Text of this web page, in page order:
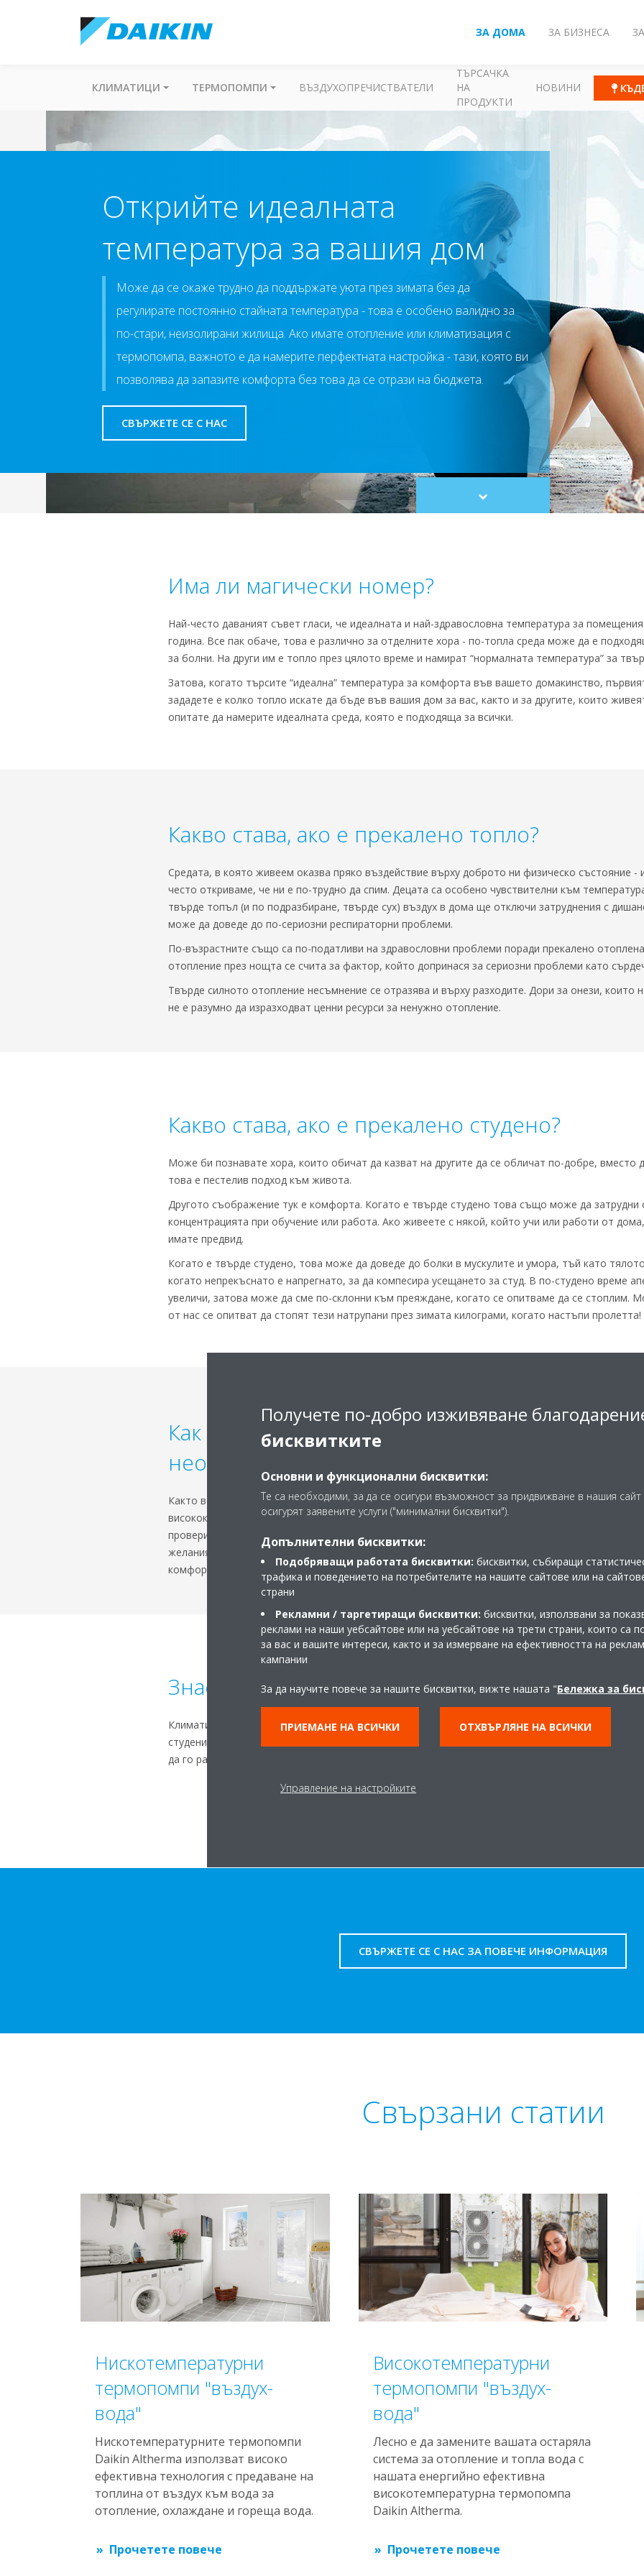
ЗА ДОМА ЗА БИЗНЕСА
КЛИМАТИЦИ ТЕРМОПОМПИ ВЪЗДУХОПРЕЧИСТВАТЕЛИ
ТЪРСАЧКА
НА
ПРОДУКТИ
НОВИНИ
Открийте идеалната
температура за вашия дом
Може да се окаже трудно да поддържате уюта през зимата без да
регулирате постоянно стайната температура - това е особено валидно за
по-стари, неизолирани жилища. Ако имате отопление или климатизация с
термопомпа, важното е да намерите перфектната настройка - тази, която ви
позволява да запазите комфорта без това да се отрази на бюджета.
СВЪРЖЕТЕ СЕ С НАС
Scroll
to
Има ли магически номер?
Най-често даваният съвет гласи, че идеалната и най-здравословна температура за
година. Все пак обаче, това е различно за отделните хора - по-топла среда може да е
за болни. На други им е топло през цялото време и намират “нормалната температура” за
Затова, когато търсите “идеална” температура за комфорта във вашето домакинство,
зададете е колко топло искате да бъде във вашия дом за вас, както и за другите, които
опитате да намерите идеалната среда, която е подходяща за всички.
Какво става, ако е прекалено топло?
Средата, в която живеем оказва пряко въздействие върху доброто ни физическо състояние -
често откриваме, че ни е по-трудно да спим. Децата са особено чувствителни към
твърде топъл (и по подразбиране, твърде сух) въздух в дома ще отключи затруднения с
може да доведе до по-сериозни респираторни проблеми.
По-възрастните също са по-податливи на здравословни проблеми поради прекалено
отопление през нощта се счита за фактор, който допринася за сериозни проблеми като
Твърде силното отопление несъмнение се отразява и върху разходите. Дори за онези, които
не е разумно да изразходват ценни ресурси за ненужно отопление.
Какво става, ако е прекалено студено?
Може би познавате хора, които обичат да казват на другите да се обличат по-добре, вместо
това е пестелив подход към живота.
Другото съображение тук е комфорта. Когато е твърде студено това също може да затрудни
концентрацията при обучение или работа. Ако живеете с някой, който учи или работи от
имате предвид.
Когато е твърде студено, това може да доведе до болки в мускулите и умора, тъй като
когато непрекъснато е напрегнато, за да компесира усещането за студ. В по-студено време
увеличи, затова може да сме по-склонни към преяждане, когато се опитваме да се стоплим.
от нас се опитват да стопят тези натрупани през зимата килограми, когато настъпи пролетта!
Как получим правилната температура, която
необходима?
Както вече посочихме по-горе, “правилната” температура ще зависи от вашето домакинство.
висококачествен климатик вие ще сте с една крачка напред, но също така би било добре да
проверите изолацията, да проверите дали имате достатъчно леки завивки и да настроите
желания от вас температурен диапазон. Не забравяйте - не можете да контролирате
комфорта във вашия дом.
Знаете ли, че...?
Климатик с обърнат цикъл е познат и като “термопомпа”. Той просто извлича топлината от
студените зимни нощи, и я прехвърля в помещенията като използва хладилен агент да
да го разпредели в стаята. Термопомпите са ефективен начин да запазите топлината във
СВЪРЖЕТЕ СЕ С НАС ЗА ПОВЕЧЕ ИНФОРМАЦИЯ
Свързани статии
Нискотемпературни
термопомпи "въздух-
вода"
Нискотемпературните термопомпи
Daikin Altherma използват високо
ефективна технология с предаване на
топлина от въздух към вода за
отопление, охлаждане и гореща вода.
Прочетете повече
Високотемпературни
термопомпи "въздух-
вода"
Лесно е да замените вашата остаряла
система за отопление и топла вода с
нашата енергийно ефективна
високотемпературна термопомпа
Daikin Altherma.
Прочетете повече
Получете по-добро изживяване
бисквитките
Основни и функционални бисквитки:
Те са необходими, за да се осигури възможност за придвижване в нашия сайт
осигурят заявените услуги ("минимални бисквитки").
Допълнителни бисквитки:
Подобряващи работата бисквитки: бисквитки, събиращи
трафика и поведението на потребителите на нашите сайтове или на
страни
Рекламни / таргетиращи бисквитки: бисквитки, използвани за
реклами на наши уебсайтове или на уебсайтове на трети страни, които са
за вас и вашите интереси, както и за измерване на ефективността на
кампании
За да научите повече за нашите бисквитки, вижте нашата "Бележка за
ПРИЕМАНЕ НА ВСИЧКИ ОТХВЪРЛЯНЕ НА ВСИЧКИ
Управление на настройките